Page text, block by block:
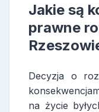
Jakie są
prawne
Decyzja o
na życie